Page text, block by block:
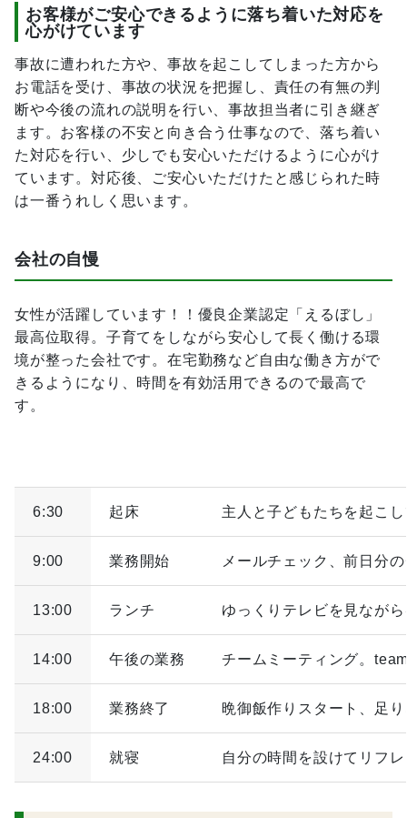
お客様がご安心できるように落ち着いた対応を
心がけています
事故に遭われた方や、事故を起こしてしまった方から
お電話を受け、事故の状況を把握し、責任の有無の判
断や今後の流れの説明を行い、事故担当者に引き継ぎ
ます。お客様の不安と向き合う仕事なので、落ち着い
た対応を行い、少しでも安心いただけるように心がけ
ています。対応後、ご安心いただけたと感じられた時
は一番うれしく思います。
会社の自慢
女性が活躍しています！！優良企業認定「えるぼし」
最高位取得。子育てをしながら安心して長く働ける環
境が整った会社です。在宅勤務など自由な働き方がで
きるようになり、時間を有効活用できるので最高で
す。
6:30 起床 主人と子どもたちを起こ
9:00 業務開始 メールチェック、前日分
13:00 ランチ ゆっくりテレビを見なが
14:00 午後の業務 チームミーティング。
18:00 業務終了 晩御飯作りスタート、足
24:00 就寝 自分の時間を設けてリフ